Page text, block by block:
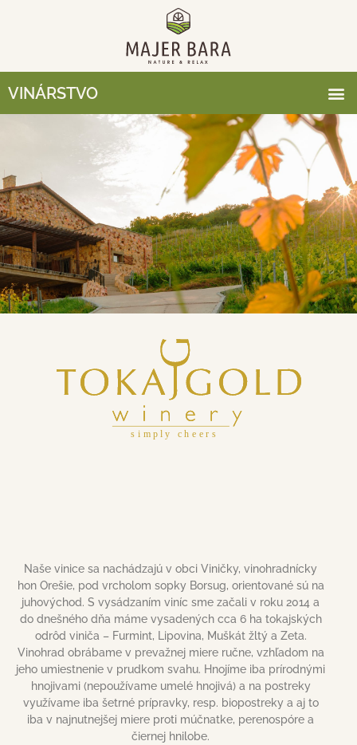
VINÁRSTVO
Naše vinice sa nachádzajú v obci Viničky, vinohradnícky
hon Orešie, pod vrcholom sopky Borsug, orientované sú na
juhovýchod. S vysádzaním viníc sme začali v roku 2014 a
do dnešného dňa máme vysadených cca 6 ha tokajských
odrôd viniča – Furmint, Lipovina, Muškát žltý a Zeta.
Vinohrad obrábame v prevažnej miere ručne, vzhľadom na
jeho umiestnenie v prudkom svahu. Hnojíme iba prírodnými
hnojivami (nepoužívame umelé hnojivá) a na postreky
využívame iba šetrné prípravky, resp. biopostreky a aj to
iba v najnutnejšej miere proti múčnatke, perenospóre a
čiernej hnilobe.